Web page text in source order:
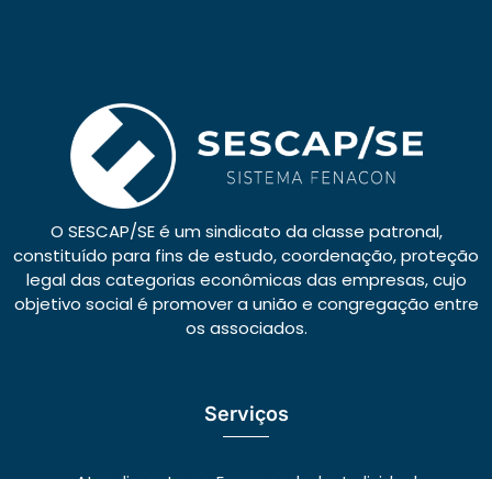
O SESCAP/SE é um sindicato da classe patronal,
constituído para fins de estudo, coordenação, proteção
legal das categorias econômicas das empresas, cujo
objetivo social é promover a união e congregação entre
os associados.
Serviços